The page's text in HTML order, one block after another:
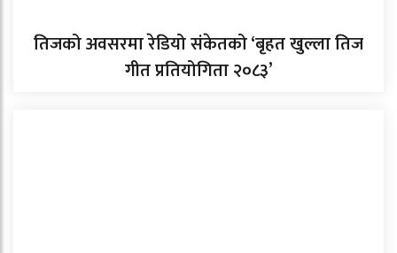
तिजको अवसरमा रेडियो संकेतको ‘बृहत खुल्ला तिज
गीत प्रतियोगिता २०८३’